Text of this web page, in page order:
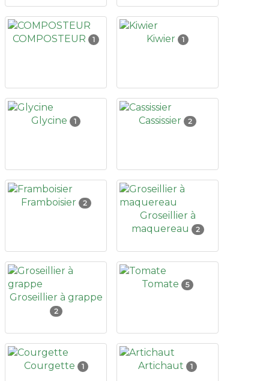
COMPOSTEUR 1 Kiwier 1
Glycine 1 Cassissier 2
Framboisier 2
Groseillier à
maquereau
2
Groseillier à grappe
2
Tomate 5
Courgette 1 Artichaut 1